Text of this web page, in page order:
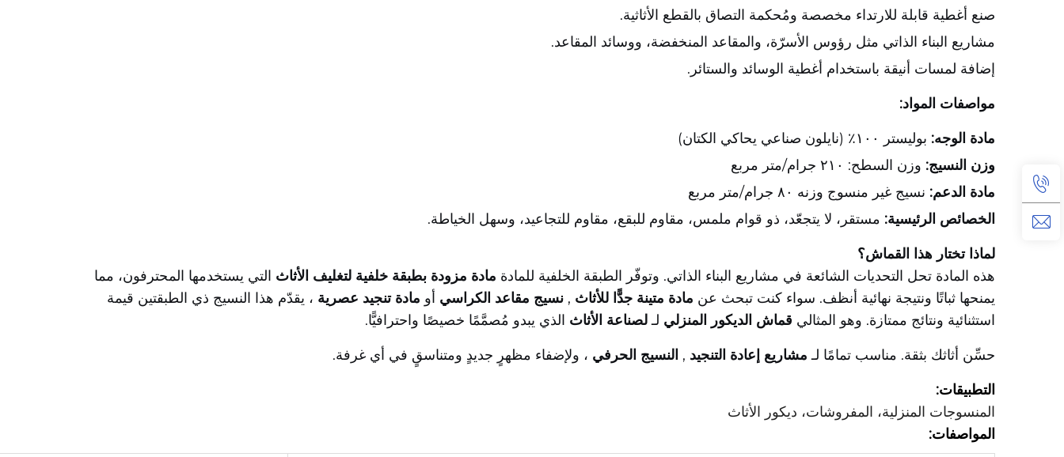
صنع أغطية قابلة للارتداء مخصصة ومُحكمة التصاق بالقطع الأثاثية.
مشاريع البناء الذاتي مثل رؤوس الأسرّة، والمقاعد المنخفضة، ووسائد المقاعد.
إضافة لمسات أنيقة باستخدام أغطية الوسائد والستائر.
مواصفات المواد:
مادة الوجه: بوليستر ١٠٠٪ (نايلون صناعي يحاكي الكتان)
وزن النسيج: وزن السطح: ٢١٠ جرام/متر مربع
مادة الدعم: نسيج غير منسوج وزنه ٨٠ جرام/متر مربع
الخصائص الرئيسية: مستقر، لا يتجعّد، ذو قوام ملمس، مقاوم للبقع، مقاوم للتجاعيد، وسهل الخياطة.
لماذا تختار هذا القماش؟
هذه المادة تحل التحديات الشائعة في مشاريع البناء الذاتي. وتوفّر الطبقة الخلفية للمادة مادة مزودة بطبقة خلفية لتغليف الأثاث التي يستخدمها المحترفون، مما
يمنحها ثباتًا ونتيجة نهائية أنظف. سواء كنت تبحث عن مادة متينة جدًّا للأثاث , نسيج مقاعد الكراسي أو مادة تنجيد عصرية ، يقدّم هذا النسيج ذي الطبقتين قيمة
استثنائية ونتائج ممتازة. وهو المثالي قماش الديكور المنزلي لـلصناعة الأثاث الذي يبدو مُصمَّمًا خصيصًا واحترافيًّا.
حسِّن أثاثك بثقة. مناسب تمامًا لـ مشاريع إعادة التنجيد , النسيج الحرفي ، ولإضفاء مظهرٍ جديدٍ ومتناسقٍ في أي غرفة.
التطبيقات:
المنسوجات المنزلية، المفروشات، ديكور الأثاث
المواصفات: